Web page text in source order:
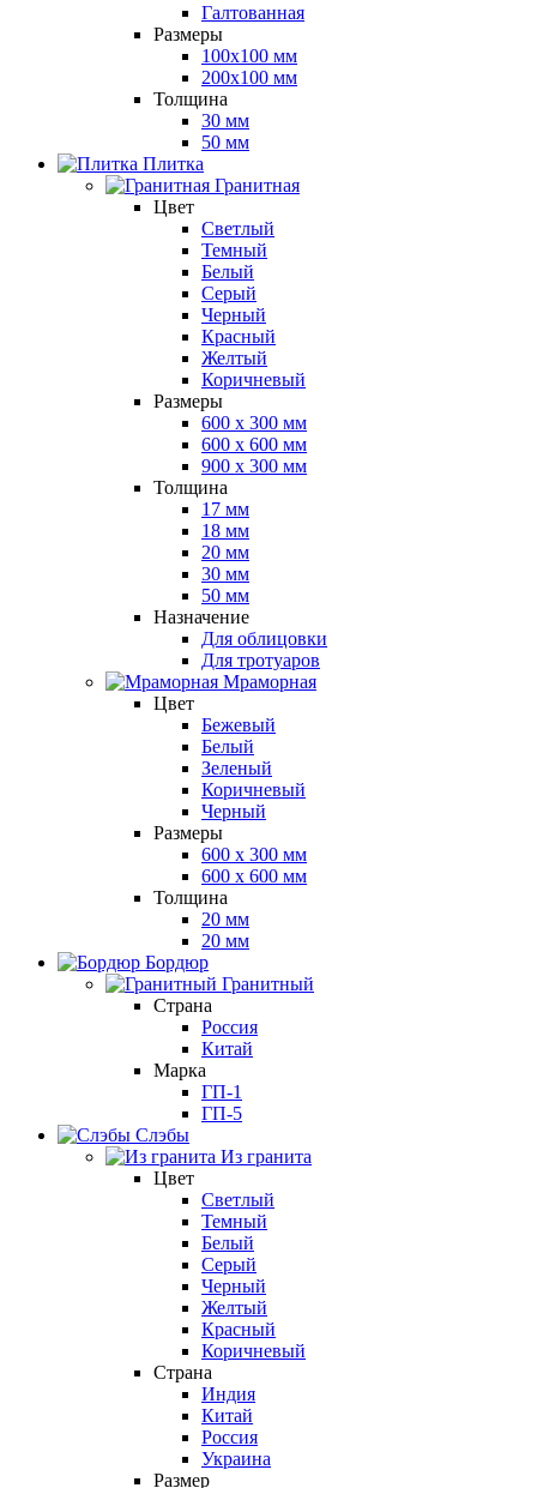
Галтованная
Размеры
100х100 мм
200х100 мм
Толщина
30 мм
50 мм
Плитка
Гранитная
Цвет
Светлый
Темный
Белый
Серый
Черный
Красный
Желтый
Коричневый
Размеры
600 х 300 мм
600 х 600 мм
900 x 300 мм
Толщина
17 мм
18 мм
20 мм
30 мм
50 мм
Назначение
Для облицовки
Для тротуаров
Мраморная
Цвет
Бежевый
Белый
Зеленый
Коричневый
Черный
Размеры
600 х 300 мм
600 х 600 мм
Толщина
20 мм
20 мм
Бордюр
Гранитный
Страна
Россия
Китай
Марка
ГП-1
ГП-5
Слэбы
Из гранита
Цвет
Светлый
Темный
Белый
Серый
Черный
Желтый
Красный
Коричневый
Страна
Индия
Китай
Россия
Украина
Размер